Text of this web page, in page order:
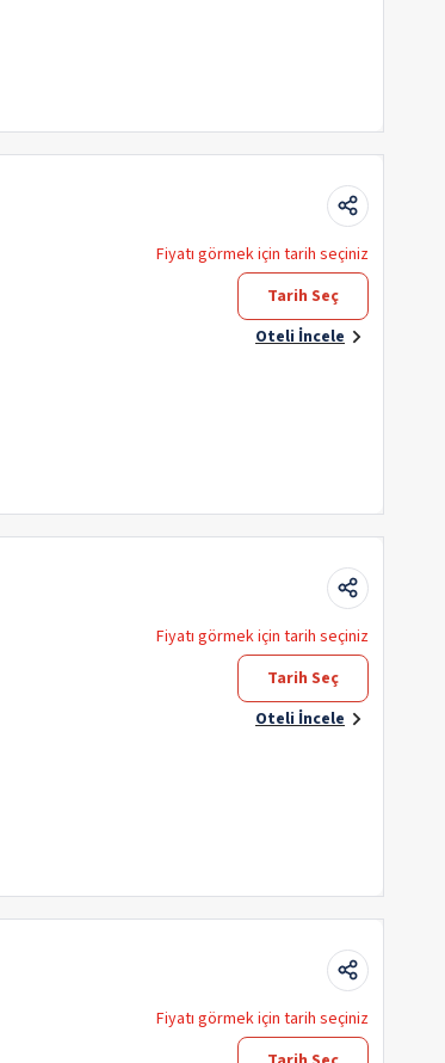
Fiyatı görmek için tarih seçiniz
Tarih Seç
Oteli İncele
Fiyatı görmek için tarih seçiniz
Tarih Seç
Oteli İncele
Fiyatı görmek için tarih seçiniz